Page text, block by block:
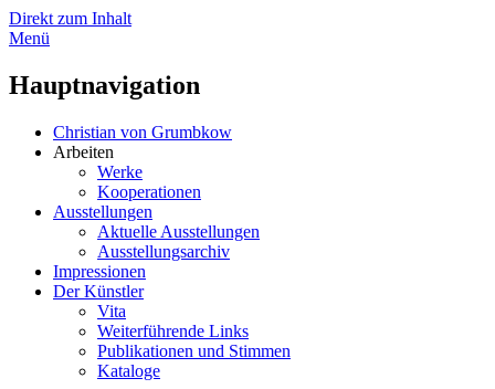
Direkt zum Inhalt
Menü
Hauptnavigation
Christian von Grumbkow
Arbeiten
Werke
Kooperationen
Ausstellungen
Aktuelle Ausstellungen
Ausstellungsarchiv
Impressionen
Der Künstler
Vita
Weiterführende Links
Publikationen und Stimmen
Kataloge